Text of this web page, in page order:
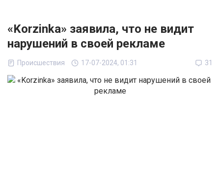
«Korzinka» заявила, что не видит
нарушений в своей рекламе
Происшествия 17-07-2024, 01:31 31